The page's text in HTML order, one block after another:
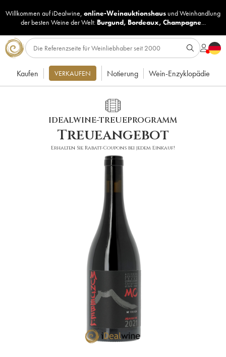
Willkommen auf iDealwine, online-Weinauktionshaus undWeinhandlung
der besten Weine der Welt: Burgund, Bordeaux, Champagne...
Kaufen VERKAUFEN Notierung Wein-Enzyklopädie
IDEALWINE-TREUEPROGRAMM
Treueangebot
Erhalten Sie Rabatt-Coupons bei jedem Einkauf!